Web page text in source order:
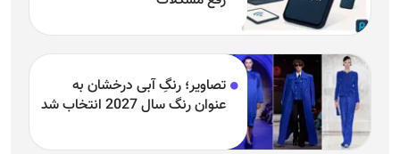
تصاویر؛ رنگِ آبی درخشان به
عنوان رنگ سال 2027 انتخاب شد